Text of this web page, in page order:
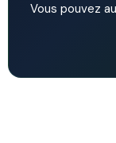
Vous pouvez